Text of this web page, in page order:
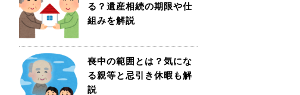
る？遺産相続の期限や仕
組みを解説
喪中の範囲とは？気にな
る親等と忌引き休暇も解
説